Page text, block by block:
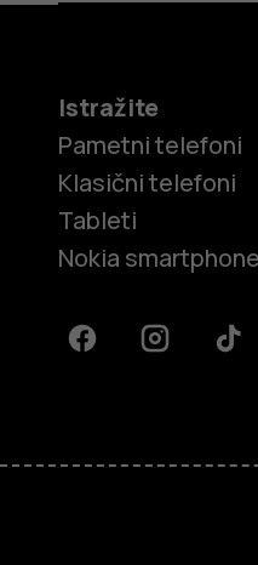
Istražite
Pametni telefoni
Klasični telefoni
Tableti
Nokia
FacebookInstagram